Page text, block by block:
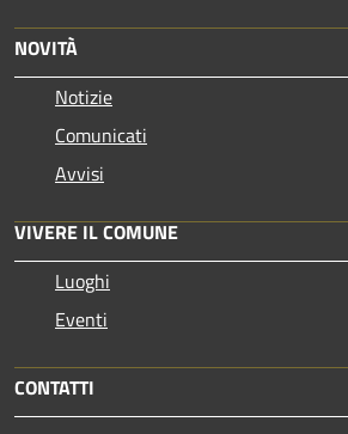
NOVITÀ
Notizie
Comunicati
Avvisi
VIVERE IL COMUNE
Luoghi
Eventi
CONTATTI